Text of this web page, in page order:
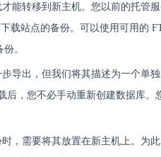
能转移到新主机。您以前的托管
载站点的备份。可以使用可用的
。
导出，但我们将其描述为一个单
，您不必手动重新创建数据库。
，需要将其放置在新主机上。为